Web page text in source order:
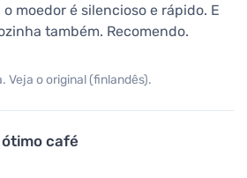
moedor é silencioso e rápido. E
também. Recomendo.
Veja o original (finlandês).
café